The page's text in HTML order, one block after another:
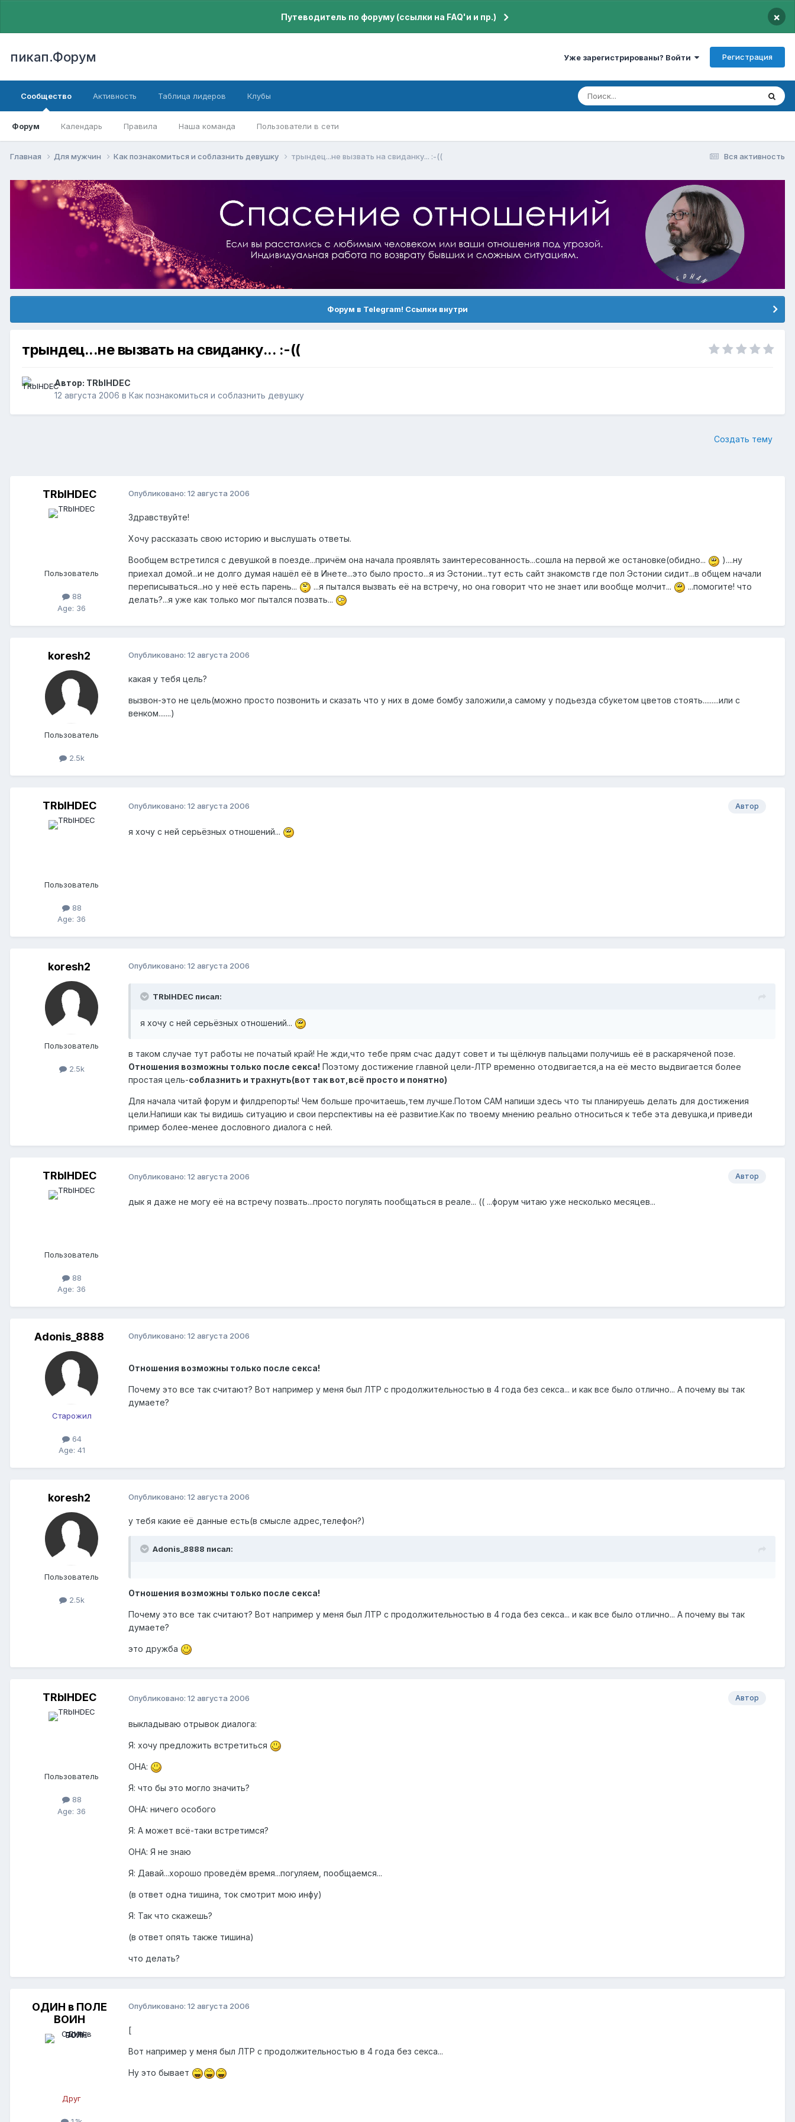
Путеводитель по форуму (ссылки на FAQ'и и пр.) ×
пикап.Форум Уже зарегистрированы? Войти Регистрация
Сообщество
Форум Календарь Правила Наша команда Пользователи в сети
Активность Таблица лидеров Клубы
Вся активность
Главная Для мужчин Как познакомиться и соблазнить девушку трындец...не вызвать на свиданку... :-((
Форум в Telegram! Ссылки внутри
трындец...не вызвать на свиданку... :-((
Автор: TRblHDEC
12 августа 2006 в Как познакомиться и соблазнить девушку
Создать тему
TRblHDEC
Пользователь
88
Age: 36
Опубликовано: 12 августа 2006
Здравствуйте!
Хочу рассказать свою историю и выслушать ответы.
Вообщем встретился с девушкой в поезде...причём она начала проявлять заинтересованность...сошла на первой же остановке(обидно...
)....ну
приехал домой...и не долго думая нашёл её в Инете...это было просто...я из Эстонии...тут есть сайт знакомств где пол Эстонии сидит...в общем начали
переписываться...но у неё есть парень...
...я пытался вызвать её на встречу, но она говорит что не знает или вообще молчит...
...помогите! что
делать?...я уже как только мог пытался позвать...
koresh2
Пользователь
2.5k
Опубликовано: 12 августа 2006
какая у тебя цель?
вызвон-это не цель(можно просто позвонить и сказать что у них в доме бомбу заложили,а самому у подьезда сбукетом цветов стоять.........или с
венком.......)
TRblHDEC
Пользователь
88
Age: 36
Автор
Опубликовано: 12 августа 2006
я хочу с ней серьёзных отношений...
koresh2
Пользователь
2.5k
Опубликовано: 12 августа 2006
TRblHDEC писал:
я хочу с ней серьёзных отношений...
в таком случае тут работы не початый край! Не жди,что тебе прям счас дадут совет и ты щёлкнув пальцами получишь её в раскаряченой позе.
Отношения возможны только после секса! Поэтому достижение главной цели-ЛТР временно отодвигается,а на её место выдвигается более
простая цель-соблазнить и трахнуть(вот так вот,всё просто и понятно)
Для начала читай форум и филдрепорты! Чем больше прочитаешь,тем лучше.Потом САМ напиши здесь что ты планируешь делать для достижения
цели.Напиши как ты видишь ситуацию и свои перспективы на её развитие.Как по твоему мнению реально относиться к тебе эта девушка,и приведи
пример более-менее дословного диалога с ней.
TRblHDEC
Пользователь
88
Age: 36
Автор
Опубликовано: 12 августа 2006
дык я даже не могу её на встречу позвать...просто погулять пообщаться в реале... (( ...форум читаю уже несколько месяцев...
Adonis_8888
Старожил
64
Age: 41
Опубликовано: 12 августа 2006
Отношения возможны только после секса!
Почему это все так считают? Вот например у меня был ЛТР с продолжительностью в 4 года без секса... и как все было отлично... А почему вы так
думаете?
koresh2
Пользователь
2.5k
Опубликовано: 12 августа 2006
у тебя какие её данные есть(в смысле адрес,телефон?)
Adonis_8888 писал:
Отношения возможны только после секса!
Почему это все так считают? Вот например у меня был ЛТР с продолжительностью в 4 года без секса... и как все было отлично... А почему вы так
думаете?
это дружба
TRblHDEC
Пользователь
88
Age: 36
Автор
Опубликовано: 12 августа 2006
выкладываю отрывок диалога:
Я: хочу предложить встретиться
ОНА:
Я: что бы это могло значить?
ОНА: ничего особого
Я: А может всё-таки встретимся?
ОНА: Я не знаю
Я: Давай...хорошо проведём время...погуляем, пообщаемся...
(в ответ одна тишина, ток смотрит мою инфу)
Я: Так что скажешь?
(в ответ опять также тишина)
что делать?
ОДИН в ПОЛЕ
ВОИН
Друг
Опубликовано: 12 августа 2006
[
Вот например у меня был ЛТР с продолжительностью в 4 года без секса...
Ну это бывает